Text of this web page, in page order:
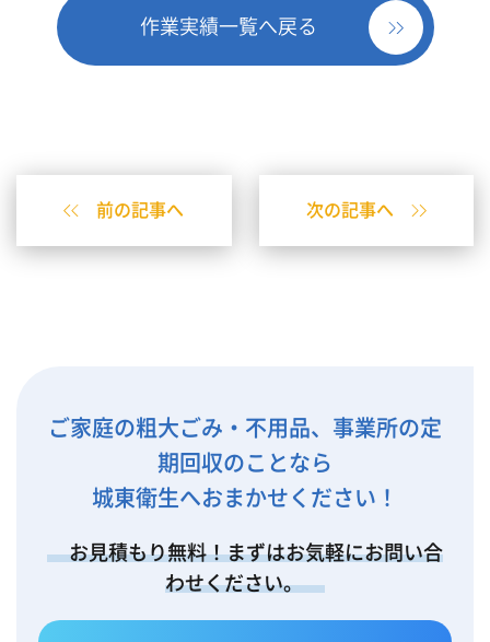
作業実績一覧へ戻る
前の記事へ 次の記事へ
ご家庭の粗大ごみ・不用品、事業所の定
期回収のことなら
城東衛生へおまかせください！
お見積もり無料！まずはお気軽にお問い合
わせください。